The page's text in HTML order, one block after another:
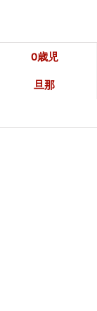
0歳児
旦那